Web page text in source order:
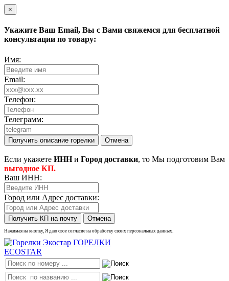
×
Укажите Ваш Email, Вы с Вами свяжемся для бесплатной
консультации по товару:
Имя:
Email:
Телефон:
Телеграмм:
Получить описание горелки Отмена
Eсли укажете ИННи Город доставки, то Мы подготовим Вам
выгодное КП.
Ваш ИНН:
Город или Адрес доставки:
Получить КП на почту Отмена
Нажимая на кнопку, Я даю свое согласие на обработку своих персональных данных.
ГОРЕЛКИ
ECOSTAR